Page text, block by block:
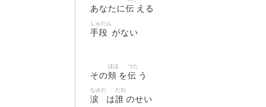
あなたに伝 える
手段
しゅだん
がない
その頬
ほほ
を伝
つた
う
涙
なみだ
は誰
だれ
のせい